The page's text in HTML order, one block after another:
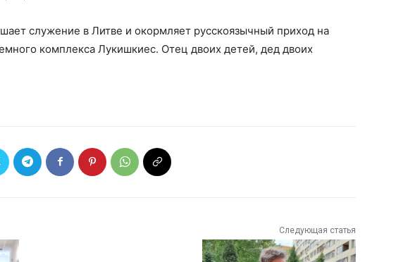
служение в Литве и окормляет русскоязычный приход на
комплекса Лукишкиес. Отец двоих детей, дед двоих
Следующая статья